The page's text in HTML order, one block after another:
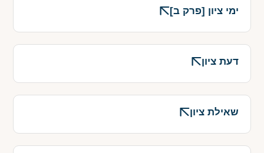
ימי ציון [פרק ב]
דעת ציון
שאילת ציון